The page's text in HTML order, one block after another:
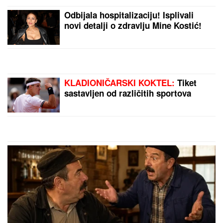
(FOTO) DOK SVI BRUJE O
RAZVODU, SLOBA VASIĆ UHVAĆEN
SA STARLETOMIsplivala zajednička
fotografija, zajedno ispod šatora